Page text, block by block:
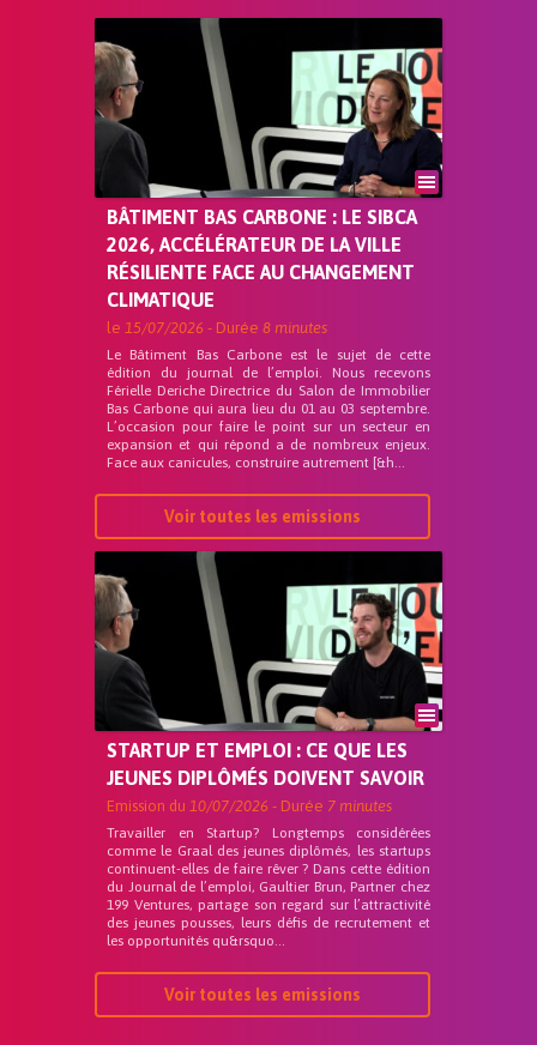
BÂTIMENT BAS CARBONE : LE SIBCA
2026, ACCÉLÉRATEUR DE LA VILLE
RÉSILIENTE FACE AU CHANGEMENT
CLIMATIQUE
le 15/07/2026 - Durée 8 minutes
Le Bâtiment Bas Carbone est le sujet de cette
édition du journal de l’emploi. Nous recevons
Férielle Deriche Directrice du Salon de Immobilier
Bas Carbone qui aura lieu du 01 au 03 septembre.
L’occasion pour faire le point sur un secteur en
expansion et qui répond a de nombreux enjeux.
Face aux canicules, construire autrement [&h...
Voir toutes les emissions
STARTUP ET EMPLOI : CE QUE LES
JEUNES DIPLÔMÉS DOIVENT SAVOIR
Emission du 10/07/2026 - Durée 7 minutes
Travailler en Startup? Longtemps considérées
comme le Graal des jeunes diplômés, les startups
continuent-elles de faire rêver ? Dans cette édition
du Journal de l’emploi, Gaultier Brun, Partner chez
199 Ventures, partage son regard sur l’attractivité
des jeunes pousses, leurs défis de recrutement et
les opportunités qu&rsquo...
Voir toutes les emissions